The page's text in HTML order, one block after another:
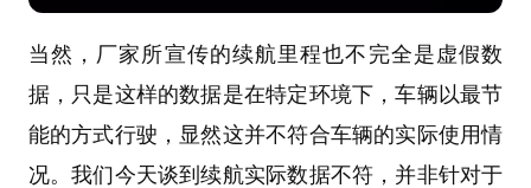
当然，厂家所宣传的续航里程也不完全是虚假数
据，只是这样的数据是在特定环境下，车辆以最节
能的方式行驶，显然这并不符合车辆的实际使用情
况。我们今天谈到续航实际数据不符，并非针对于